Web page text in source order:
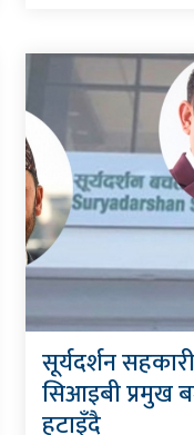
सूर्यदर्शन
सिआइबी प्रमुख
हटाइँदै